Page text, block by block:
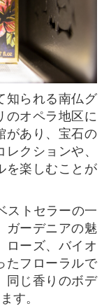
のオペラ地区に
があり、宝石の
クションや、
を楽しむことが
ガーデニアの魅
ローズ、バイオ
たフローラルで
同じ香りのボデ
す。